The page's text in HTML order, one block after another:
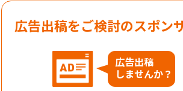
広告出稿をご検討のスポン
広告出稿
しませんか？